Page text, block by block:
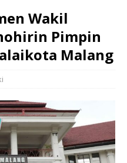
Wakil
Pimpin
Malang